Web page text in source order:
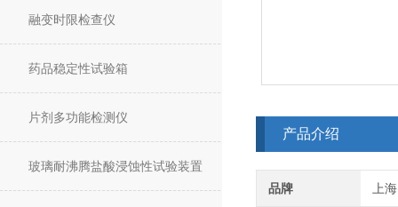
融变时限检查仪
药品稳定性试验箱
片剂多功能检测仪
玻璃耐沸腾盐酸浸蚀性试验装置
产品介绍
品牌 上